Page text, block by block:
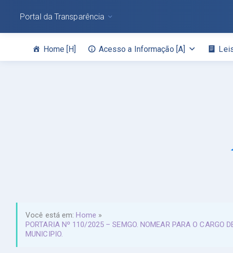
Home [H] Acesso a Informação [A]
Portal da Transparência
Você está em:Home »
PORTARIA Nº 110/2025 – SEMGO. NOMEAR PARA O CARGO
MUNICIPIO.